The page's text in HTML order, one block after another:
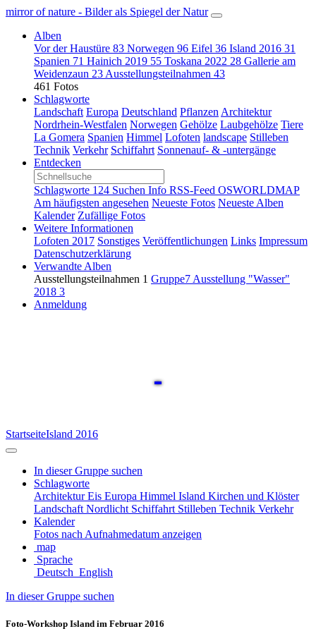
mirror of nature - Bilder als Spiegel der Natur
Alben
Vor der Haustüre 83 Norwegen 96 Eifel 36 Island 2016 31
Spanien 71 Hainich 2019 55 Toskana 2022 28 Gallerie am
Weidenzaun 23 Ausstellungsteilnahmen 43
461 Fotos
Schlagworte
Landschaft Europa Deutschland Pflanzen Architektur
Nordrhein-Westfalen Norwegen Gehölze Laubgehölze Tiere
La Gomera Spanien Himmel Lofoten landscape Stilleben
Technik Verkehr Schiffahrt Sonnenauf- & -untergänge
Entdecken
Schlagworte 124 Suchen Info RSS-Feed OSWORLDMAP
Am häufigsten angesehen Neueste Fotos Neueste Alben
Kalender Zufällige Fotos
Weitere Informationen
Lofoten 2017 Sonstiges Veröffentlichungen Links Impressum
Datenschutzerklärung
Verwandte Alben
Ausstellungsteilnahmen 1 Gruppe7 Ausstellung "Wasser"
2018 3
Anmeldung
StartseiteIsland 2016
In dieser Gruppe suchen
Schlagworte
ArchitekturEis Europa Himmel Island Kirchen und Klöster
Landschaft Nordlicht Schiffahrt Stilleben Technik Verkehr
Kalender
Fotos nach Aufnahmedatum anzeigen
map
Sprache
Deutsch English
In dieser Gruppe suchen
Foto-Workshop Island im Februar 2016